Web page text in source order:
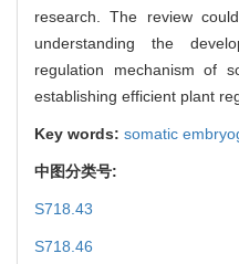
research. The review
understanding the
regulation mechanism of
establishing efficient plant
Key words: somatic
中图分类号:
S718.43
S718.46